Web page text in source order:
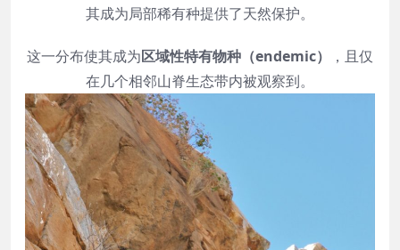
其成为局部稀有种提供了天然保护。
这一分布使其成为区域性特有物种（endemic）
，且仅
在几个相邻山脊生态带内被观察到。